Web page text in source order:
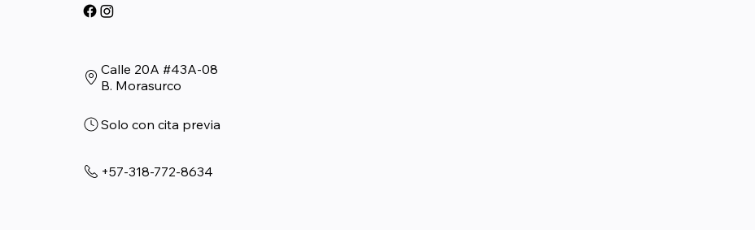
Calle 20A #43A-08
B. Morasurco
Solo con cita previa
+57-318-772-8634